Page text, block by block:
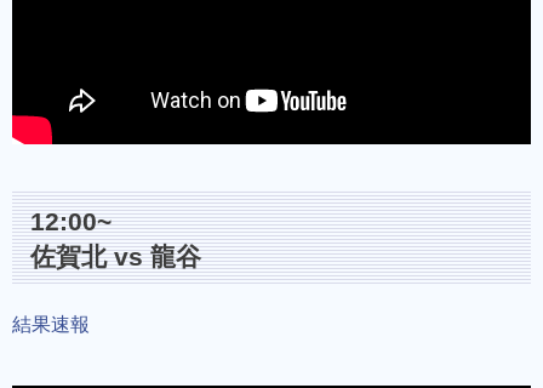
12:00~
佐賀北 vs 龍谷
結果速報